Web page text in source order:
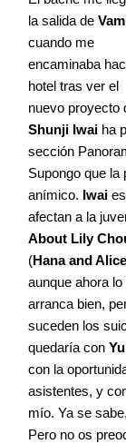
la salida de
cuando me
encaminaba
hotel tras ver el
nuevo proyecto
Shunji Iwai ha
sección
Supongo que la
anímico. Iwai
afectan a la
About Lily
(Hana and Alice
aunque ahora
arranca bien,
suceden los
quedaría con
con la
asistentes, y
mío. Ya se
Pero no os
©2026 COPYRIGHT